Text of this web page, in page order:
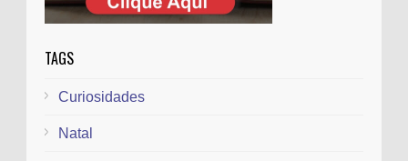
TAGS
Curiosidades
Natal